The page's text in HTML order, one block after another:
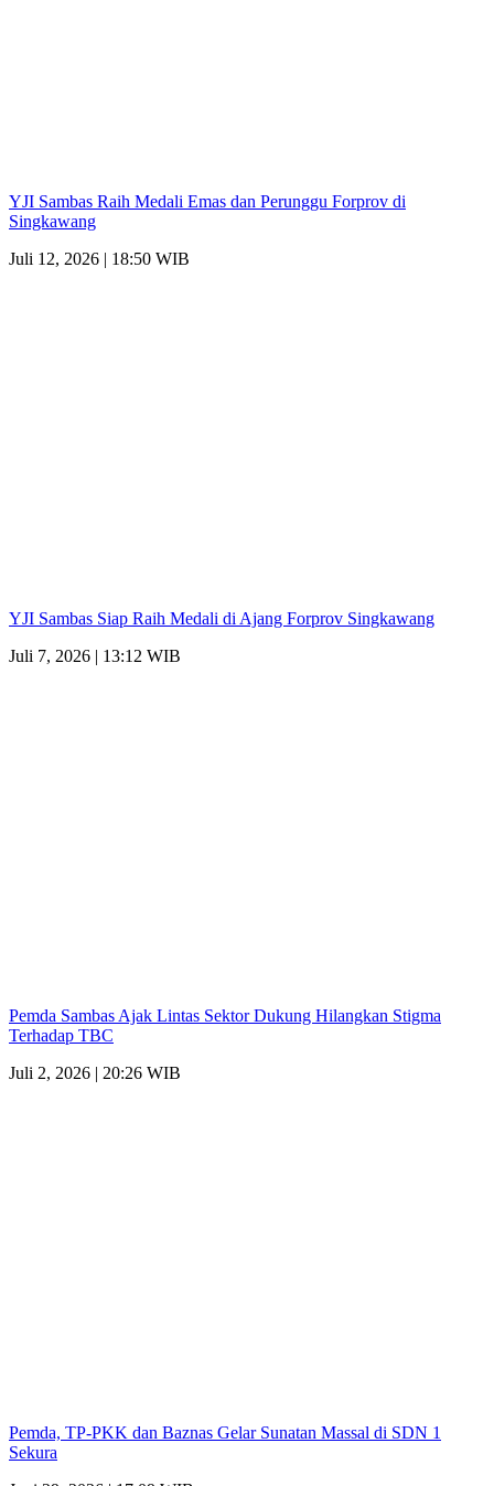
YJI Sambas Raih Medali Emas dan Perunggu Forprov di
Singkawang
Juli 12, 2026 | 18:50 WIB
YJI Sambas Siap Raih Medali di Ajang Forprov Singkawang
Juli 7, 2026 | 13:12 WIB
Pemda Sambas Ajak Lintas Sektor Dukung Hilangkan Stigma
Terhadap TBC
Juli 2, 2026 | 20:26 WIB
Pemda, TP-PKK dan Baznas Gelar Sunatan Massal di SDN 1
Sekura